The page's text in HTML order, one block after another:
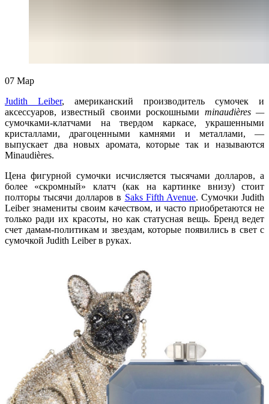
07 Мар
Judith Leiber, американский производитель сумочек и
аксессуаров, известный своими роскошными minaudières —
сумочками-клатчами на твердом каркасе, украшенными
кристаллами, драгоценными камнями и металлами, —
выпускает два новых аромата, которые так и называются
Minaudières.
Цена фигурной сумочки исчисляется тысячами долларов, а
более «скромный» клатч (как на картинке внизу) стоит
полторы тысячи долларов в Saks Fifth Avenue. Сумочки Judith
Leiber знамениты своим качеством, и часто приобретаются не
только ради их красоты, но как статусная вещь. Бренд ведет
счет дамам-политикам и звездам, которые появились в свет с
сумочкой Judith Leiber в руках.